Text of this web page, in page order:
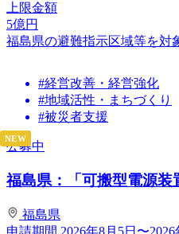
上限金額
5億円
福島県の避難指示区域等を対
#経営改善・経営強化
#地域活性・まちづくり
#被災者支援
NEW
公募中
福島県：「可搬型電源
福島県
申請期間 2026年8月5日〜2026